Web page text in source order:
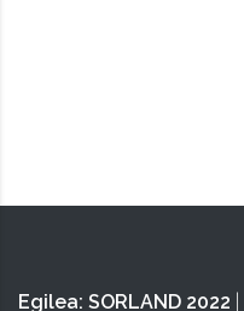
Egilea: SORLAND 2022